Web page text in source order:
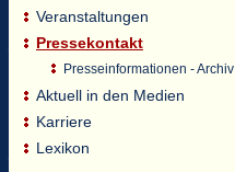
Veranstaltungen
Pressekontakt
Presseinformationen - Archiv
Aktuell in den Medien
Karriere
Lexikon